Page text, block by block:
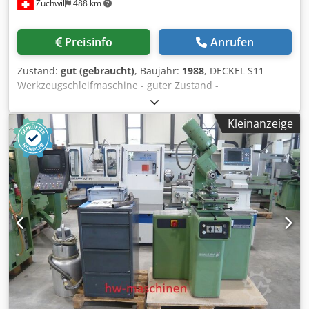
2650012 x2 digitale Anzeigen RSF-Elektronik x1 Radius-
Djdpfx Adsxdkw Se Ssck x3 Stellfüße Die Maschine kann
nach Terminvereinbarung unter Strom in unserem Hause
inklusive. Weltweiter Versand möglich. Alle Angaben
erfolgen nach bestem Wissen und Gewissen, eine Gewähr
für die Richtigkeit kann jedoch nicht übernommen werden.
Maschine zum Nachschleifen von Werkzeugen, Fräsern,
Gewindebohrern und Bohrern. Vergleichbar mit Marken
wie Blohm, Elb, Ewag, Favretto, Fenix, Ger, Jones &
Shipman, Jung, Karstens, NUMAFFUT, Okamoto, Okuma,
Saacke, SMP, Studer, Vollmer, Walter. Ebenfalls passend
für Rundschleifmaschinen, Flachschleifmaschinen,
Drehmaschinen, Bearbeitungszentren und Fräsmaschinen.
Zuchwil 488 km
Preisinfo Anrufen
Zustand: gut (gebraucht), Baujahr: 1988, DECKEL S11
Werkzeugschleifmaschine - guter Zustand -
Angebotsumfang gemäss Fotos - EXW CH-4528 Zuchwil
Technische Daten Aufspannfläche des Werkzeugschlittens:
500 x 180mm Max. Werkzeugdurchmesser zwischen den
Spitzen: 130mm Max. Werkzeugdurchmesser bei
fliegender Aufspannung im Universal- Teilkopf: 620mm
Max. Werkzeuglängen zwischen Spitzen: 270mm T-Nuten
Maschinenständer: 12mm T-Nuten Schleifkopf,
Werkzeugschlitten und Zubehör: 8mm Dsdpfxer Elwko Ad
Ssck Schleifhub: 190mm Schleifhub beim Drallschleifen:
190mm Querverstellung Werkzeugschlitten: 100mm
Senkrechtverstellung Schleifkopf: 325mm Längsverstellung
Schleifspindel: 5mm Werkzeugträger: 220mm
Schleifkopfträger: 800mm Universal-Teilkopf auf
Werkzeugschlitten: 330mm Schleifkopfträger: 360 Grad
Schleifkopf: 360 Grad Werkzeugträger: 360 Grad
Kleinanzeige